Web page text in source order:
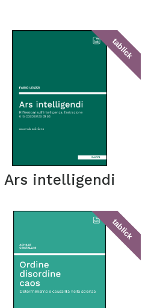
tablick
Ars intelligendi
tablick